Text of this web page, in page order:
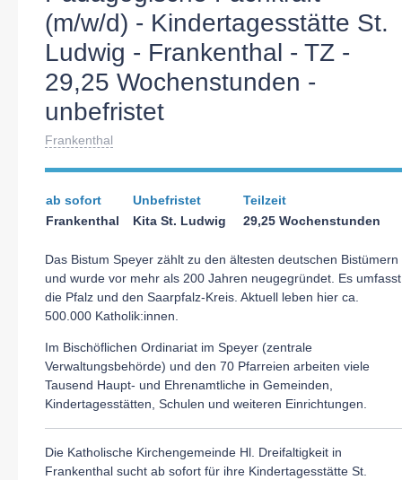
(m/w/d) - Kindertagesstätte St.
Ludwig - Frankenthal - TZ -
29,25 Wochenstunden -
unbefristet
Frankenthal
ab sofort Unbefristet
Teilzeit
Frankenthal
Kita St. Ludwig 29,25 Wochenstunden
Das Bistum Speyer zählt zu den ältesten deutschen Bistümern
und wurde vor mehr als 200 Jahren neugegründet. Es umfasst
die Pfalz und den Saarpfalz-Kreis. Aktuell leben hier ca.
500.000 Katholik:innen.
Im Bischöflichen Ordinariat im Speyer (zentrale
Verwaltungsbehörde) und den 70 Pfarreien arbeiten viele
Tausend Haupt- und Ehrenamtliche in Gemeinden,
Kindertagesstätten, Schulen und weiteren Einrichtungen.
Die Katholische Kirchengemeinde Hl. Dreifaltigkeit in
Frankenthal sucht ab sofort für ihre Kindertagesstätte St.